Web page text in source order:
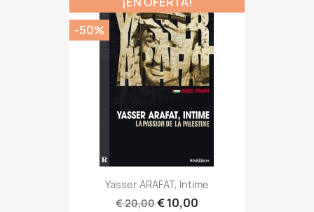
Yasser ARAFAT, Intime
€ 20,00€ 10,00
-50%